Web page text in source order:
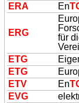
ERA En
ERG
für
ETG
ETG
ETV
En
EVG